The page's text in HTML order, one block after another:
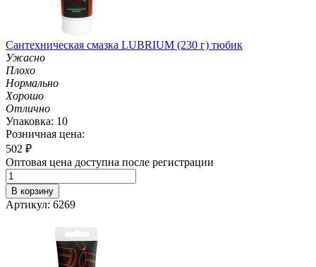
Сантехническая смазка LUBRIUM (230 г) тюбик
Ужасно
Плохо
Нормально
Хорошо
Отлично
Упаковка: 10
Розничная цена:
502 ₽
Оптовая цена доступна после регистрации
В корзину
Артикул: 6269